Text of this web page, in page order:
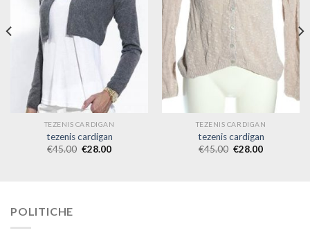
TEZENIS CARDIGAN
tezenis cardigan
€45.00 €28.00
TEZENIS CARDIGAN
tezenis cardigan
€45.00 €28.00
POLITICHE